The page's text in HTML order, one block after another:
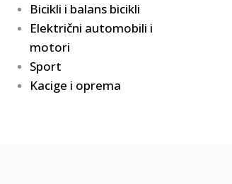
Bicikli i balans bicikli
Električni automobili i
motori
Sport
Kacige i oprema